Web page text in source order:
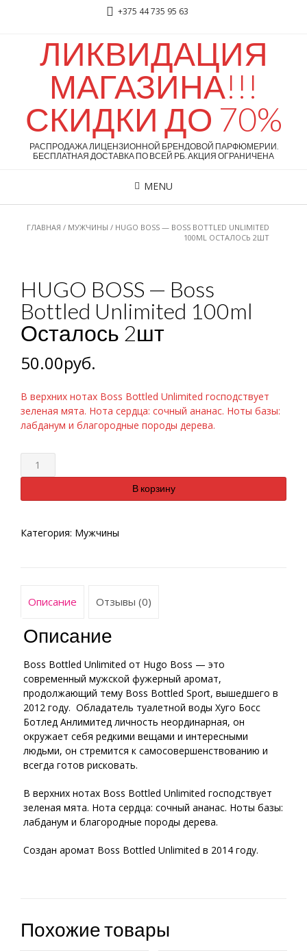
+375 44 735 95 63
ЛИКВИДАЦИЯ
МАГАЗИНА!!!
СКИДКИ ДО 70%
РАСПРОДАЖА ЛИЦЕНЗИОННОЙ БРЕНДОВОЙ ПАРФЮМЕРИИ.
БЕСПЛАТНАЯ ДОСТАВКА ПО ВСЕЙ РБ. АКЦИЯ ОГРАНИЧЕНА
MENU
ГЛАВНАЯ / МУЖЧИНЫ / HUGO BOSS — BOSS BOTTLED UNLIMITED
100ML ОСТАЛОСЬ 2ШТ
HUGO BOSS — Boss
Bottled Unlimited 100ml
Осталось 2шт
50.00руб.
В верхних нотах Boss Bottled Unlimited господствует
зеленая мята. Нота сердца: сочный ананас. Ноты базы:
лабданум и благородные породы дерева.
Количество
В корзину
Категория: Мужчины
Описание Отзывы (0)
Описание
Boss Bottled Unlimited от Hugo Boss — это
современный мужской фужерный аромат,
продолжающий тему Boss Bottled Sport, вышедшего в
2012 году. Обладатель туалетной воды Хуго Босс
Ботлед Анлимитед личность неординарная, он
окружает себя редкими вещами и интересными
людьми, он стремится к самосовершенствованию и
всегда готов рисковать.
В верхних нотах Boss Bottled Unlimited господствует
зеленая мята. Нота сердца: сочный ананас. Ноты базы:
лабданум и благородные породы дерева.
Создан аромат Boss Bottled Unlimited в 2014 году.
Похожие товары